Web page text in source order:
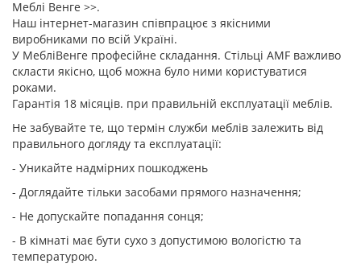
Меблі Венге >>.
Наш інтернет-магазин співпрацює з якісними
виробниками по всій Україні.
У МебліВенге професійне складання. Стільці AMF важливо
скласти якісно, щоб можна було ними користуватися
роками.
Гарантія 18 місяців. при правильній експлуатації меблів.
Не забувайте те, що термін служби меблів залежить від
правильного догляду та експлуатації:
- Уникайте надмірних пошкоджень
- Доглядайте тільки засобами прямого назначення;
- Не допускайте попадання сонця;
- В кімнаті має бути сухо з допустимою вологістю та
температурою.